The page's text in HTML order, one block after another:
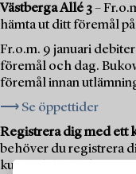
Västberga Allé 3–
hämta ut ditt föremål
Fr.o.m. 9 januari
föremål och dag.
föremål innan
⟶ Se öppettider
Registrera dig med ett
behöver du registrera
kunna delta i auktionen.